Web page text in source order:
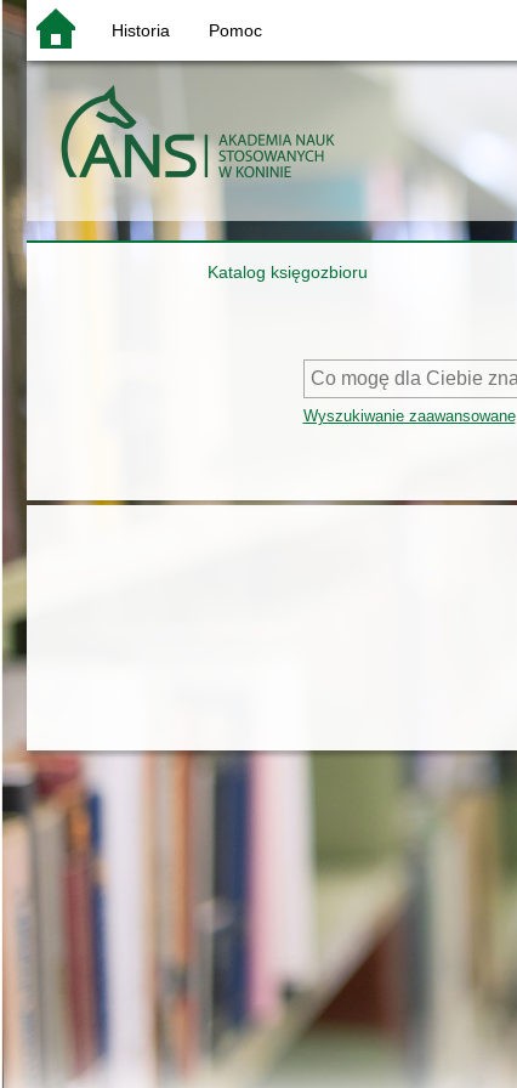
Historia Pomoc
Katalog księgozbioru
Wyszukiwanie zaawansowane